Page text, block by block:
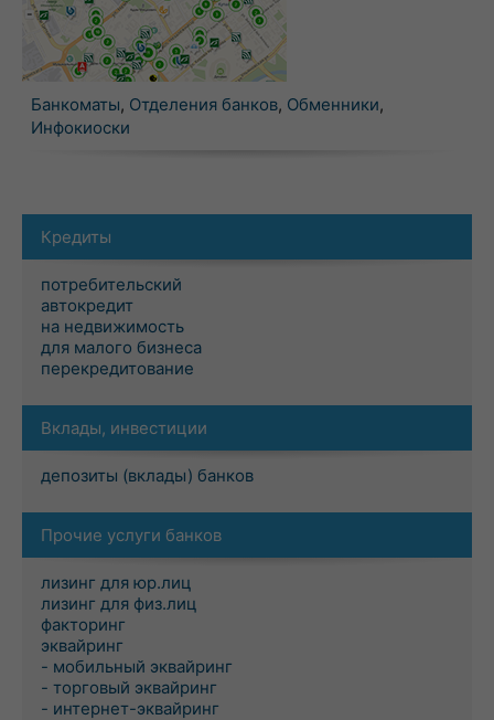
Банкоматы, Отделения банков, Обменники,
Инфокиоски
Кредиты
потребительский
автокредит
на недвижимость
для малого бизнеса
перекредитование
Вклады, инвестиции
депозиты (вклады) банков
Прочие услуги банков
лизинг для юр.лиц
лизинг для физ.лиц
факторинг
эквайринг
- мобильный эквайринг
- торговый эквайринг
- интернет-эквайринг